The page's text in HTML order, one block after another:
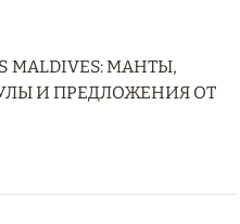
MALDIVES: МАНТЫ,
И ПРЕДЛОЖЕНИЯ ОТ